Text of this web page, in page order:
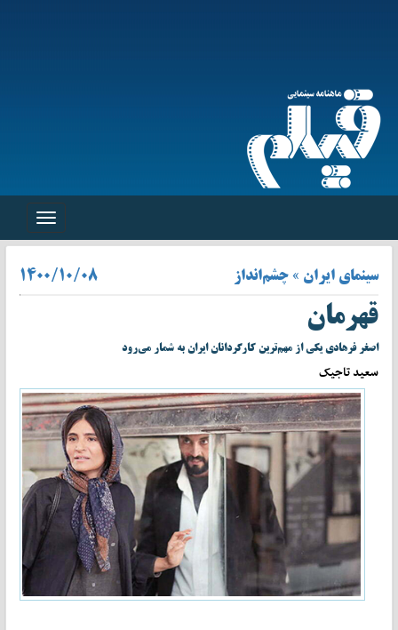
Toggle
سینمای ایران » چشم‌انداز ۱۴۰۰/۱۰/۰۸
قهرمان
اصغر فرهادی یکی از مهم‌ترین کارگردانان ایران به شمار می‌رود
سعید تاجیک